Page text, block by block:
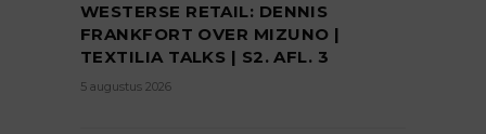
WESTERSE RETAIL: DENNIS
FRANKFORT OVER MIZUNO |
TEXTILIA TALKS | S2. AFL. 3
5 augustus 2026